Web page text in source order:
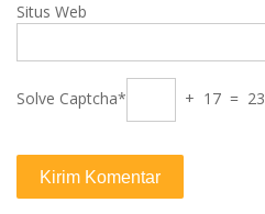
Situs Web
Solve Captcha* + 17 = 23